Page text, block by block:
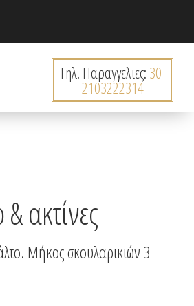
Tηλ. Παραγγελιες: 30-
2103222314
ακτίνες
Μήκος σκουλαρικιών 3
banner για το GDPR